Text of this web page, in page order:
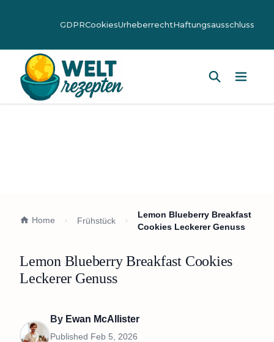
GDPRCookiesUrheberrechtHaftungsausschluss
Home Frühstück
Lemon Blueberry Breakfast
Cookies Leckerer Genuss
Lemon Blueberry Breakfast Cookies
Leckerer Genuss
By Ewan McAllister
Published Feb 5, 2026